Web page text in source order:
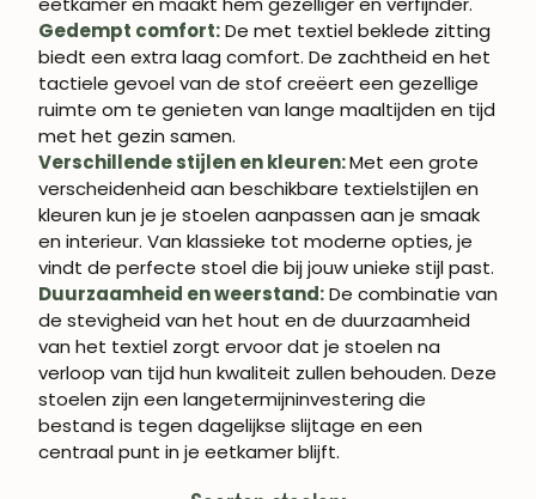
Gedempt comfort:De met textiel beklede zitting
biedt een extra laag comfort. De zachtheid en het
tactiele gevoel van de stof creëert een gezellige
ruimte om te genieten van lange maaltijden en tijd
met het gezin samen.
Verschillende stijlen en kleuren:Met een grote
verscheidenheid aan beschikbare textielstijlen en
kleuren kun je je stoelen aanpassen aan je smaak
en interieur. Van klassieke tot moderne opties, je
vindt de perfecte stoel die bij jouw unieke stijl past.
Duurzaamheid en weerstand:De combinatie van
de stevigheid van het hout en de duurzaamheid
van het textiel zorgt ervoor dat je stoelen na
verloop van tijd hun kwaliteit zullen behouden. Deze
stoelen zijn een langetermijninvestering die
bestand is tegen dagelijkse slijtage en een
centraal punt in je eetkamer blijft.